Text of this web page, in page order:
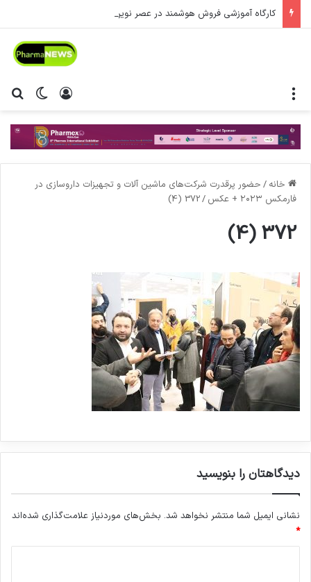
کارگاه آموزشی فروش هوشمند در عصر نوین
تغییر ورود
خانه / حضور پرقدرت شرکت‌های ماشین آلات و تجهیزات داروسازی در
فارمکس ۲۰۲۳ + عکس
/
372 (4)
372 (4)
دیدگاهتان را بنویسید
نشانی ایمیل شما منتشر نخواهد شد. بخش‌های موردنیاز علامت‌گذاری شده‌اند
*